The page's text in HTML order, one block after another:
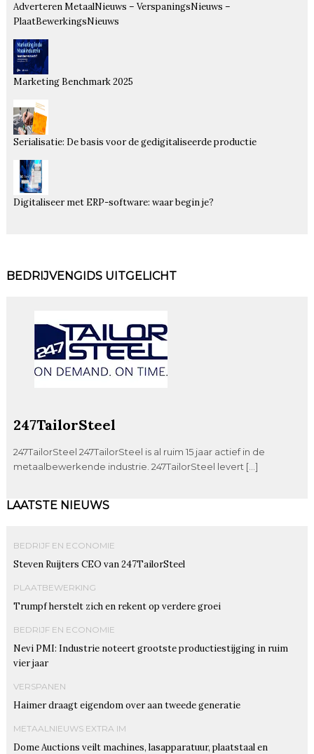
Adverteren MetaalNieuws – VerspaningsNieuws –
PlaatBewerkingsNieuws
Marketing Benchmark 2025
Serialisatie: De basis voor de gedigitaliseerde productie
Digitaliseer met ERP-software: waar begin je?
BEDRIJVENGIDS UITGELICHT
247TailorSteel
247TailorSteel 247TailorSteel is al ruim 15 jaar actief in de
metaalbewerkende industrie. 247TailorSteel levert […]
LAATSTE NIEUWS
BEDRIJF EN ECONOMIE
Steven Ruijters CEO van 247TailorSteel
PLAATBEWERKING
Trumpf herstelt zich en rekent op verdere groei
BEDRIJF EN ECONOMIE
Nevi PMI: Industrie noteert grootste productiestijging in ruim
vier jaar
VERSPANEN
Haimer draagt eigendom over aan tweede generatie
METAALNIEUWS EXTRA IM
Dome Auctions veilt machines, lasapparatuur, plaatstaal en